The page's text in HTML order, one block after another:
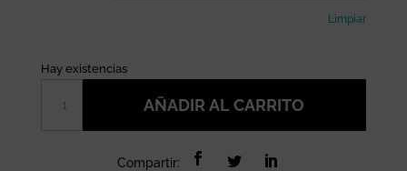
Limpiar
Hay existencias
protección
AÑADIR AL CARRITO
Compartir: